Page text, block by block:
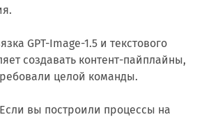
GPT-Image-1.5 и текстового
создавать контент-пайплайны,
целой команды.
вы построили процессы на